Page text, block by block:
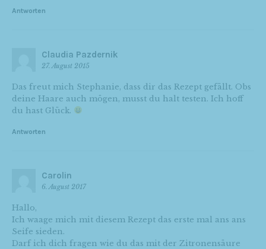
Antworten
Claudia Pazdernik
27. August 2015
Das freut mich Stephanie, dass dir das Rezept gefällt. Obs
deine Haare auch mögen, musst du halt testen. Ich hoff
du hast Glück.
Antworten
Carolin
6. August 2017
Hallo,
Ich waage mich mit diesem Rezept das erste mal ans ans
Seife sieden.
Darf ich dich fragen wie du das mit der Zitronensäure